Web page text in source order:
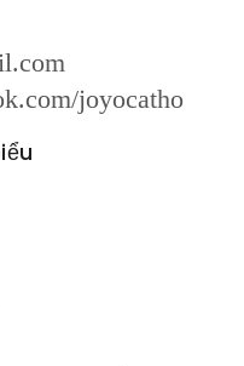
joyocatho